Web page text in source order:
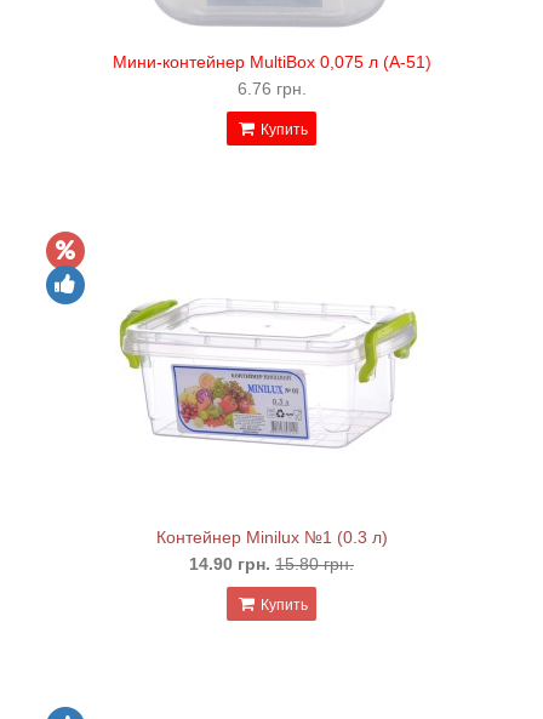
Мини-контейнер MultiBox 0,075 л (А-51)
6.76 грн.
Купить
Контейнер Minilux №1 (0.3 л)
14.90 грн. 15.80 грн.
Купить